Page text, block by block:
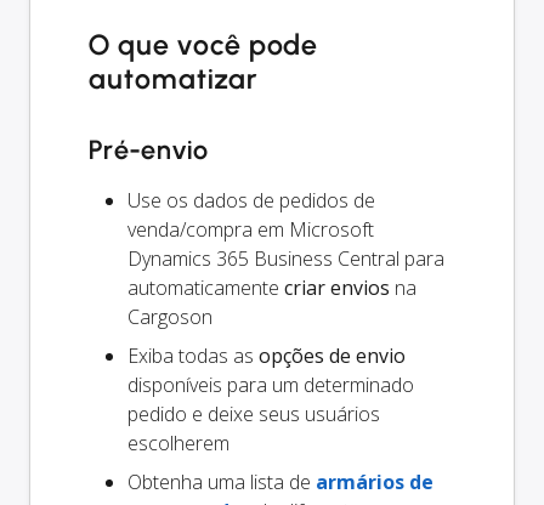
O que você pode
automatizar
Pré-envio
Use os dados de pedidos de
venda/compra em Microsoft
Dynamics 365 Business Central para
automaticamente criar envios na
Cargoson
Exiba todas as opções de envio
disponíveis para um determinado
pedido e deixe seus usuários
escolherem
Obtenha uma lista de armários de